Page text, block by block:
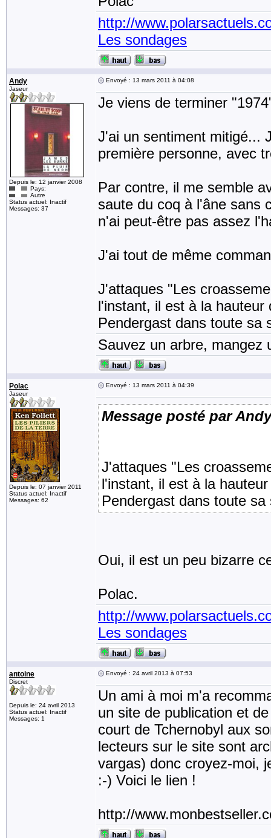
http://
Les sondages
Andy
Jaseur
Depuis le: 12 janvier 2008
Pays:
Autre
Status actuel: Inactif
Messages: 37
Envoyé : 13 mars 2011 à 04:08
Je viens de terminer
J'ai un sentiment mitigé...
première personne, avec
Par contre, il me semble
saute du coq à l'âne sans
n'ai peut-être pas assez
J'ai tout de même
J'attaques "Les
l'instant, il est à la
Pendergast dans toute sa
Sauvez un arbre, mangez
Polac
Jaseur
Depuis le: 07 janvier 2011
Status actuel: Inactif
Messages: 62
Envoyé : 13 mars 2011 à 04:39
Message posté par Andy
J'attaques "Les
l'instant, il est à la
Pendergast dans toute sa
Oui, il est un peu bizarre
Polac.
http://
Les sondages
antoine
Discret
Depuis le: 24 avril 2013
Status actuel: Inactif
Messages: 1
Envoyé : 24 avril 2013 à 07:53
Un ami à moi m'a
un site de publication et
court de Tchernobyl aux
lecteurs sur le site sont
vargas) donc croyez-moi,
:-) Voici le lien !
http://